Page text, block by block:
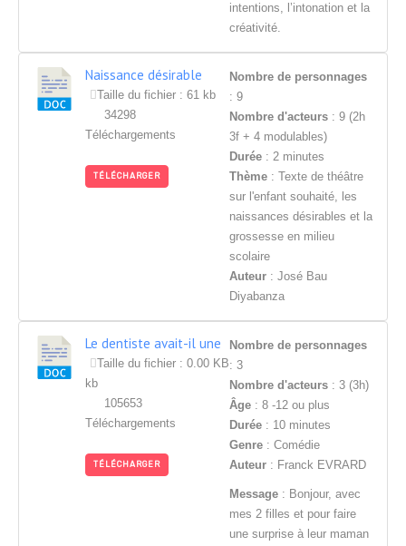
intentions, l’intonation et la
créativité.
Naissance désirable
Taille du fichier : 61 kb
34298
Téléchargements
TÉLÉCHARGER
Nombre de personnages
: 9
Nombre d'acteurs : 9 (2h
3f + 4 modulables)
Durée : 2 minutes
Thème : Texte de théâtre
sur l'enfant souhaité, les
naissances désirables et la
grossesse en milieu
scolaire
Auteur : José Bau
Diyabanza
Le dentiste avait-il une
dent contre lui?
Taille du fichier : 0.00 KB
kb
105653
Téléchargements
TÉLÉCHARGER
Nombre de personnages
: 3
Nombre d'acteurs : 3 (3h)
Âge : 8 -12 ou plus
Durée : 10 minutes
Genre : Comédie
Auteur : Franck EVRARD
Message : Bonjour, avec
mes 2 filles et pour faire
une surprise à leur maman